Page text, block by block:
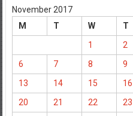
November 2017
M
T W T
1
2
6
7 8 9
13
14 15 16
20
21 22 23